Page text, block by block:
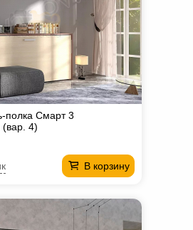
полка Смарт 3
4)
В корзину